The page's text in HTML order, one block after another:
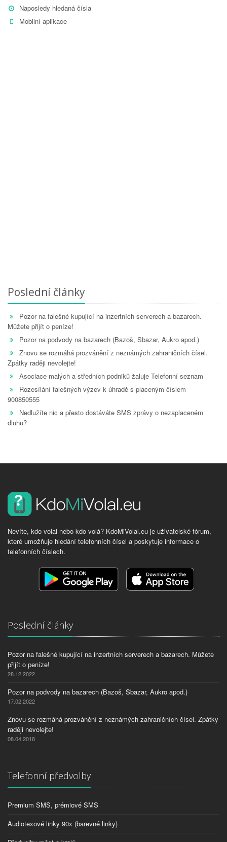
Naposledy hledaná čísla
Mobilní aplikace
Poslední články
Pozor na falešné kupující na inzertních serverech a bazarech.
Můžete přijít o peníze!
Pozor na podvody na bazarech (Bazoš, Sbazar, Aukro apod.)
Znovu se rozmáhá prozvánění z neznámých zahraničních čísel.
Zpátky raději nevolejte!
Asociace malých a středních podniků žaluje Telefonní seznam
Rozesílání falešných výzev k úhradě s placeným číslem
900850555
Nedlužíte nic a přesto dostáváte SMS zprávy o nezaplaceném
dluhu?
Nevíte, kdo volal nebo kdo volá? KdoMiVolal.eu je uživatelské fórum,
které umožňuje hledání telefonních čísel a poskytuje informace o
telefonních číslech.
Poslední články
Pozor na falešné kupující na inzertních serverech a bazarech. Můžete
přijít o peníze!
28.12.2022
Pozor na podvody na bazarech (Bazoš, Sbazar, Aukro apod.)
17.02.2022
Znovu se rozmáhá prozvánění z neznámých zahraničních čísel. Zpátky
raději nevolejte!
08.04.2018
Telefonní předvolby
Premium SMS, prémiové SMS
Audiotexové linky 90x (barevné linky)